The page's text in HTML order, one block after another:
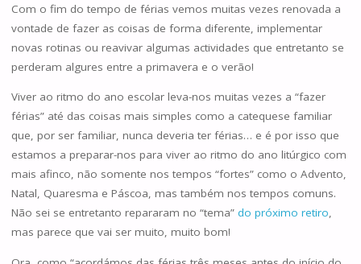
Com o fim do tempo de férias vemos muitas vezes renovada a
vontade de fazer as coisas de forma diferente, implementar
novas rotinas ou reavivar algumas actividades que entretanto se
perderam algures entre a primavera e o verão!
Viver ao ritmo do ano escolar leva-nos muitas vezes a “fazer
férias” até das coisas mais simples como a catequese familiar
que, por ser familiar, nunca deveria ter férias… e é por isso que
estamos a preparar-nos para viver ao ritmo do ano litúrgico com
mais afinco, não somente nos tempos “fortes” como o Advento,
Natal, Quaresma e Páscoa, mas também nos tempos comuns.
Não sei se entretanto repararam no “tema” do próximo retiro,
mas parece que vai ser muito, muito bom!